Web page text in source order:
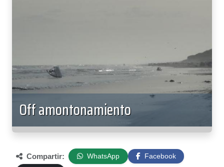
Off amontonamiento
Compartir: WhatsApp
Facebook